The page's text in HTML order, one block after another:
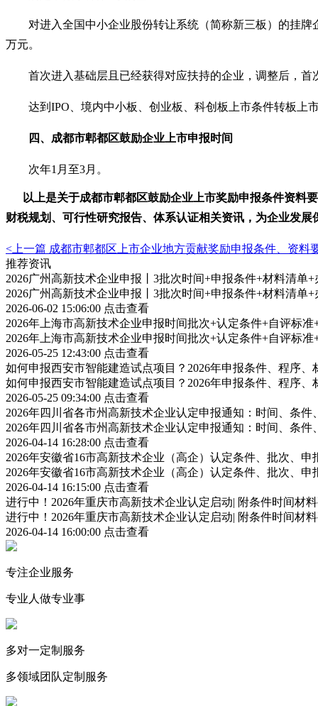
对进入全国中小企业股份转让系统（简称新三板）的挂牌
万元。
首次进入基础层且已经获得对应扶持的企业，调整后，首
达到 IPO、境内中小板、创业板、科创板上市条件转板上
四、 成都市郫都区鼓励企业上市申报时间
次年1月至3月。
以上是关于成都市郫都区鼓励企业上市奖励申报条件资料
财税规划、可行性研究报告、体系认证相关资讯，为企业发展
<上一篇 成都市郫都区上市企业地方贡献奖励申报条件、资料
推荐资讯
2026广州高新技术企业申报丨3批次时间+申报条件+材料清单+
2026广州高新技术企业申报丨3批次时间+申报条件+材料清单+
2026-06-02 15:06:00 点击查看
2026年上海市高新技术企业申报时间批次+认定条件+自评标
2026年上海市高新技术企业申报时间批次+认定条件+自评标
2026-05-25 12:43:00 点击查看
如何申报西安市智能建造试点项目？2026年申报条件、程序、
如何申报西安市智能建造试点项目？2026年申报条件、程序、
2026-05-25 09:34:00 点击查看
2026年四川省各市州高新技术企业认定申报通知：时间、条
2026年四川省各市州高新技术企业认定申报通知：时间、条
2026-04-14 16:28:00 点击查看
2026年安徽省16市高新技术企业（高企）认定条件、批次、申
2026年安徽省16市高新技术企业（高企）认定条件、批次、申
2026-04-14 16:15:00 点击查看
进行中！2026年重庆市高新技术企业认定启动| 附条件时间材
进行中！2026年重庆市高新技术企业认定启动| 附条件时间材
2026-04-14 16:00:00 点击查看
专注企业服务
专业人做专业事
多对一定制服务
多领域团队定制服务